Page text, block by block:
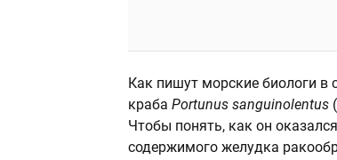
Как пишут морские биологи в
краба Portunus sanguinolentus
Чтобы понять, как он
содержимого желудка